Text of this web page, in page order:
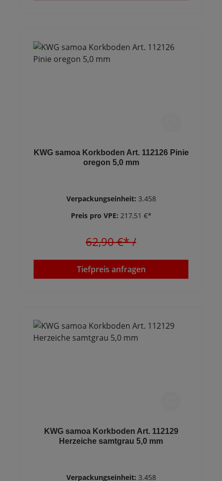
KWG samoa Korkboden Art. 112126 Pinie
oregon 5,0 mm
Verpackungseinheit: 3.458
Preis pro VPE: 217,51 €*
62,90 €*/
Tiefpreis anfragen
KWG samoa Korkboden Art. 112129
Herzeiche samtgrau 5,0 mm
Verpackungseinheit: 3.458